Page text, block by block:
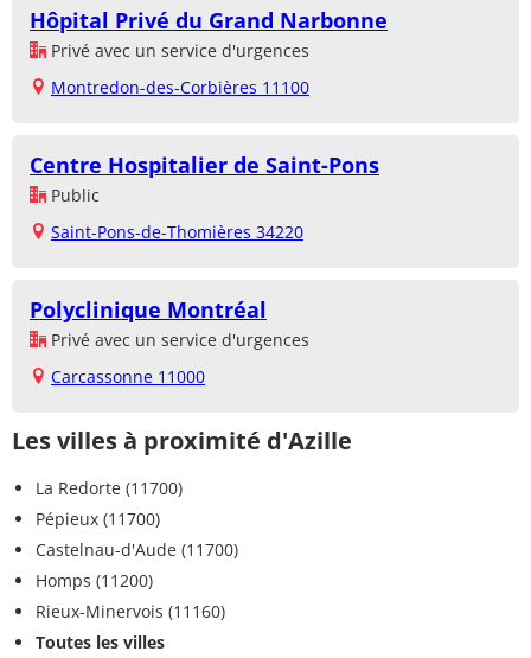
Hôpital Privé du Grand Narbonne
Privé avec un service d'urgences
Montredon-des-Corbières 11100
Centre Hospitalier de Saint-Pons
Public
Saint-Pons-de-Thomières 34220
Polyclinique Montréal
Privé avec un service d'urgences
Carcassonne 11000
Les villes à proximité d'Azille
La Redorte (11700)
Pépieux (11700)
Castelnau-d'Aude (11700)
Homps (11200)
Rieux-Minervois (11160)
Toutes les villes